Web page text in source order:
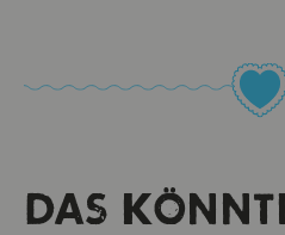
DAS